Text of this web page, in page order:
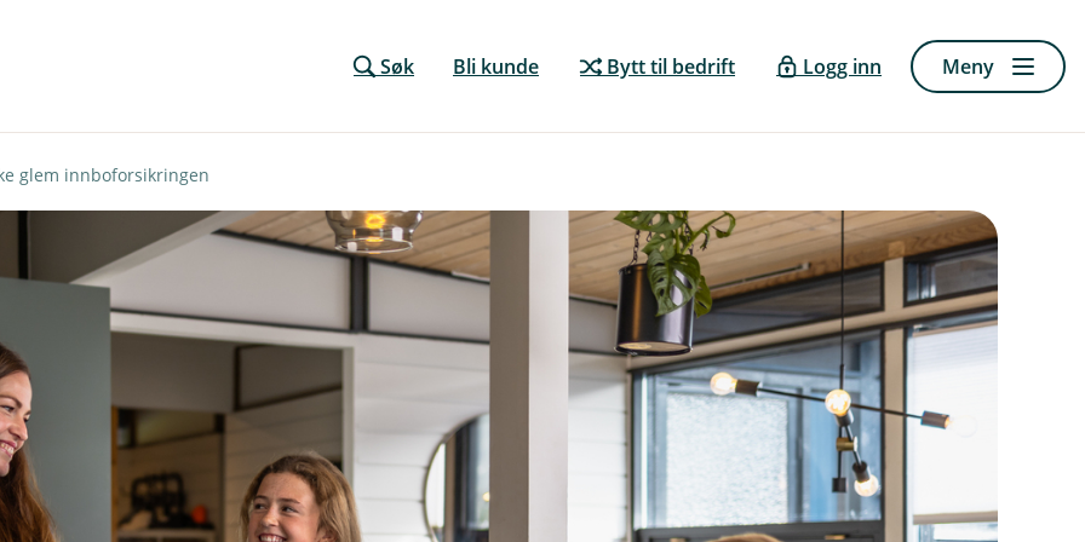
Søk Bli kunde Bytt til bedrift Logg inn Meny
glem innboforsikringen